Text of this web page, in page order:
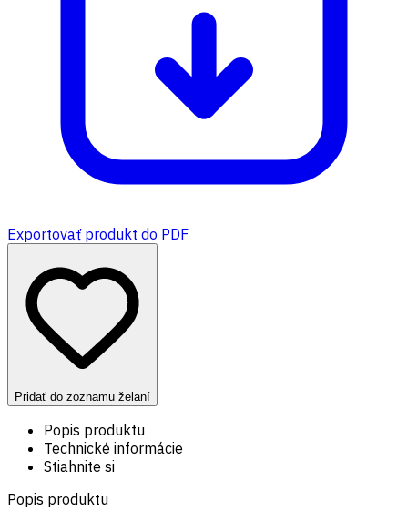
Exportovať produkt do PDF
Pridať do zoznamu želaní
Popis produktu
Technické informácie
Stiahnite si
Popis produktu